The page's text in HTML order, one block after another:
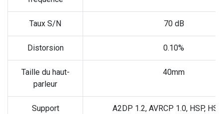
Taux S/N 70 dB
Distorsion 0.10%
Taille du haut-
parleur
40mm
Support A2DP 1.2, AVRCP 1.0, HSP,